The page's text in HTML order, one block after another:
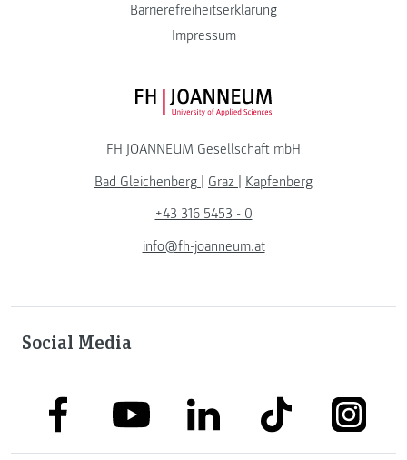
Barrierefreiheitserklärung
Impressum
FH JOANNEUM Logo
FH JOANNEUM Gesellschaft mbH
Bad Gleichenberg | Graz | Kapfenberg
+43 316 5453 - 0
info@fh-joanneum.at
Social Media
link to facebooklink to youtubelink to linkedinlink to tiktok link to